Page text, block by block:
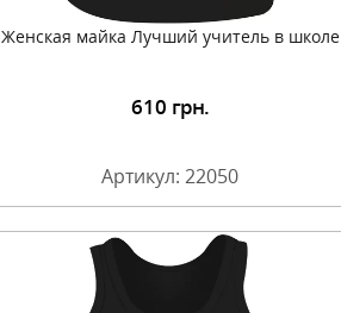
Женская майка Лучший учитель в школе
610 грн.
Артикул: 22050
Подробнее